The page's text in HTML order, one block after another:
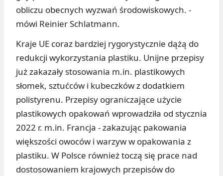
obliczu obecnych wyzwań środowiskowych. -
mówi Reinier Schlatmann.
Kraje UE coraz bardziej rygorystycznie dążą do
redukcji wykorzystania plastiku. Unijne przepisy
już zakazały stosowania m.in. plastikowych
słomek, sztućców i kubeczków z dodatkiem
polistyrenu. Przepisy ograniczające użycie
plastikowych opakowań wprowadziła od stycznia
2022 r. m.in. Francja - zakazując pakowania
większości owoców i warzyw w opakowania z
plastiku. W Polsce również toczą się prace nad
dostosowaniem krajowych przepisów do